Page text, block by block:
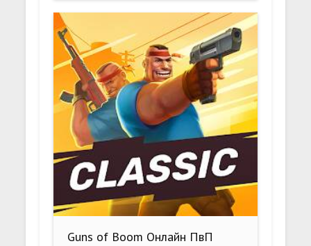
Guns of Boom Онлайн ПвП